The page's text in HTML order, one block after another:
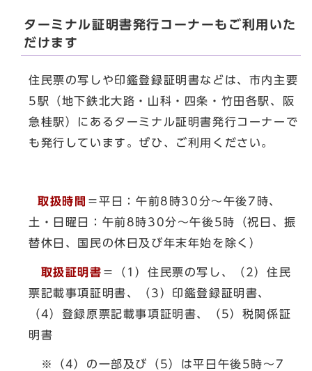
ターミナル証明書発行コーナーもご利用いた
だけます
住民票の写しや印鑑登録証明書などは、市内主要
5駅（地下鉄北大路・山科・四条・竹田各駅、阪
急桂駅）にあるターミナル証明書発行コーナーで
も発行しています。ぜひ、ご利用ください。
取扱時間 ＝平日：午前8時30分～午後7時、
土・日曜日：午前8時30分～午後5時（祝日、振
替休日、国民の休日及び年末年始を除く）
取扱証明書 ＝（1）住民票の写し、（2）住民
票記載事項証明書、（3）印鑑登録証明書、
（4）登録原票記載事項証明書、（5）税関係証
明書
※（4）の一部及び（5）は平日午後5時～7